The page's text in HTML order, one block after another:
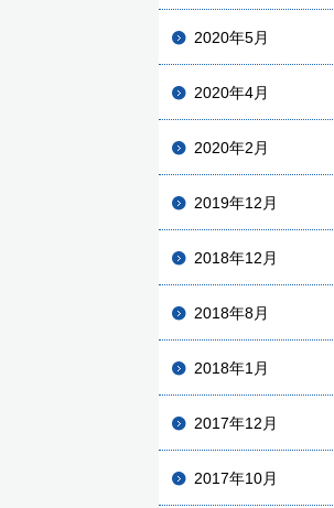
2020年5月
2020年4月
2020年2月
2019年12月
2018年12月
2018年8月
2018年1月
2017年12月
2017年10月